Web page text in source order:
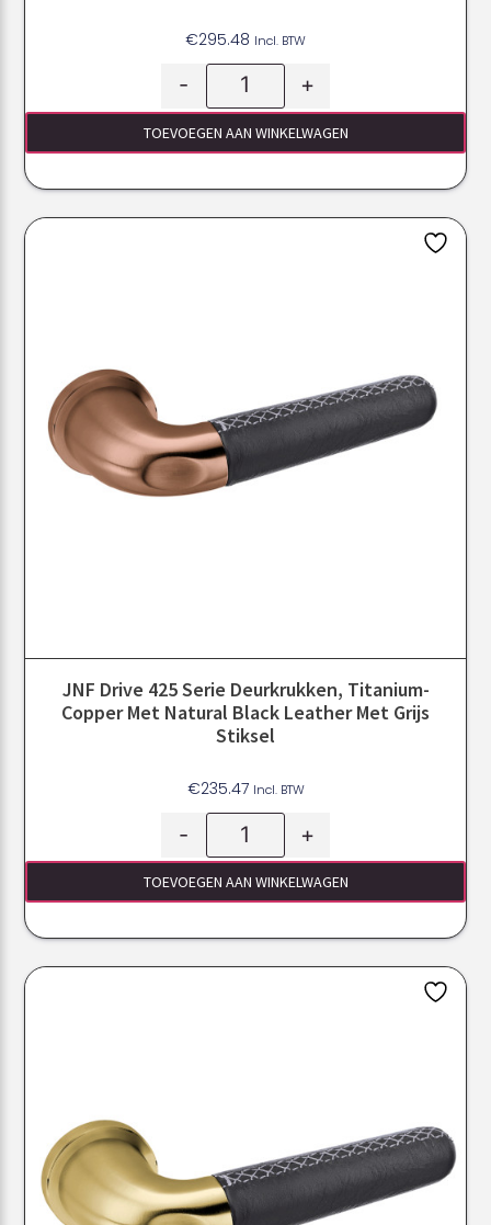
€295.48 Incl. BTW
- +
TOEVOEGEN AAN WINKELWAGEN
JNF Drive 425 Serie Deurkrukken, Titanium-
Copper Met Natural Black Leather Met Grijs
Stiksel
€235.47 Incl. BTW
- +
TOEVOEGEN AAN WINKELWAGEN